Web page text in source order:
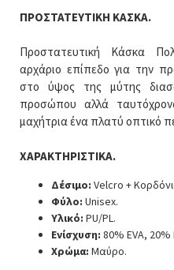
ΠΡΟΣΤΑΤΕΥΤΙΚΗ ΚΑΣΚΑ.
Προστατευτική Κάσκα
αρχάριο επίπεδο για την
στο ύψος της μύτης
προσώπου αλλά
μαχήτρια ένα πλατύ οπτικό
ΧΑΡΑΚΤΗΡΙΣΤΙΚΑ.
Δέσιμο: Velcro +
Φύλο: Unisex.
Υλικό: PU/PL.
Ενίσχυση: 80% EVA, 20%
Χρώμα: Μαύρο.